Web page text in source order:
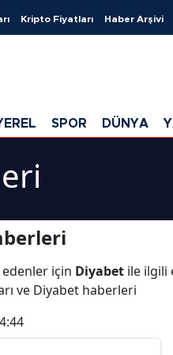
Kripto Fiyatları Haber Arşivi
SPOR DÜNYA
için Diyabet ile ilgili
ve Diyabet haberleri